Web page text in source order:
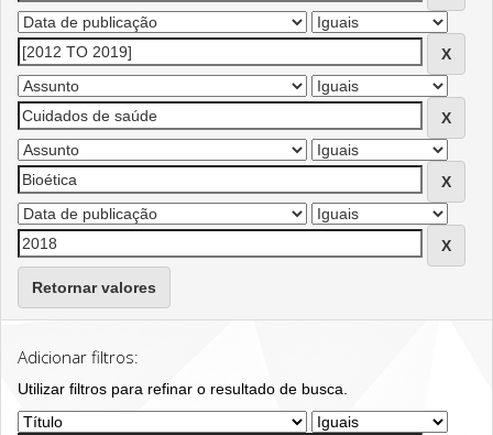
Retornar valores
Adicionar filtros:
Utilizar filtros para refinar o resultado de busca.